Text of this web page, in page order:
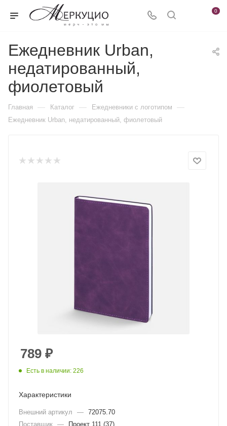
0
Ежедневник Urban,
недатированный,
фиолетовый
Главная — Каталог — Ежедневники c логотипом —
Ежедневник Urban, недатированный, фиолетовый
789 ₽
Есть в наличии: 226
Характеристики
Внешний артикул — 72075.70
Поставщик —
Проект 111 (37)